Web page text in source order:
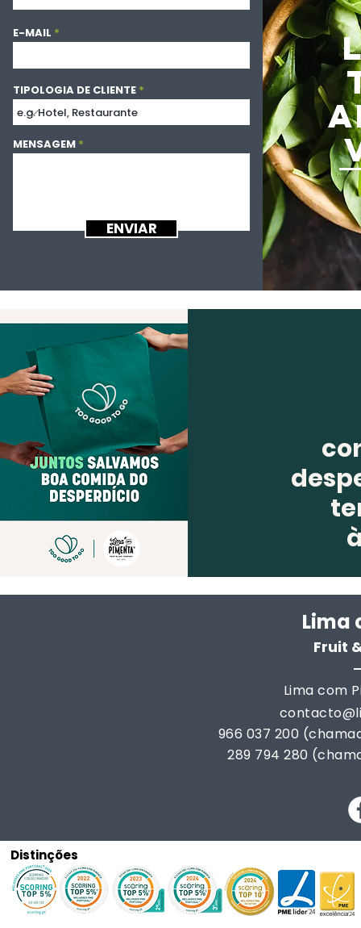
E-MAIL
TIPOLOGIA DE CLIENTE
MENSAGEM
ENVIAR
Lima
Fruit
Lima com
966 037 200
289 794 280
Distinções